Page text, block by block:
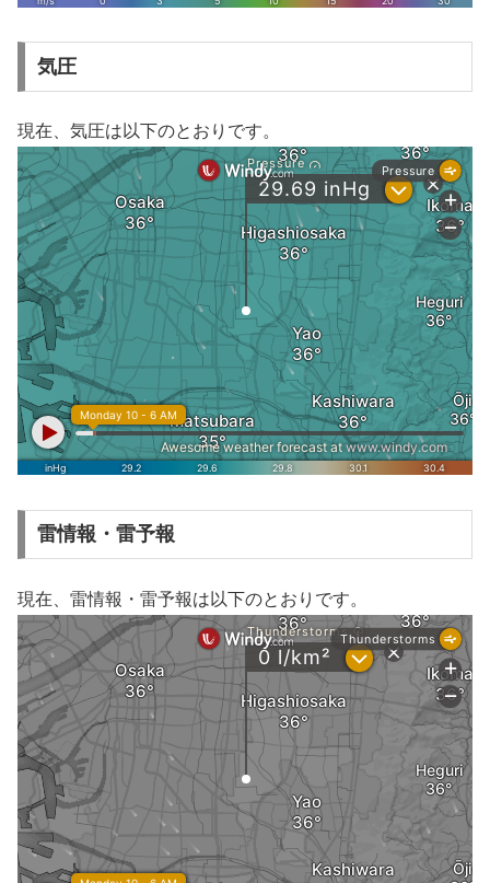
気圧
現在、気圧は以下のとおりです。
雷情報・雷予報
現在、雷情報・雷予報は以下のとおりです。